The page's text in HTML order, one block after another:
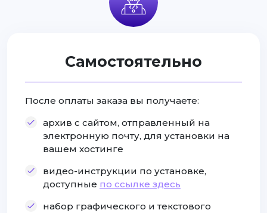
Самостоятельно
После оплаты заказа вы получаете:
архив с сайтом, отправленный на
электронную почту, для установки на
вашем хостинге
видео-инструкции по установке,
доступные по ссылке здесь
набор графического и текстового